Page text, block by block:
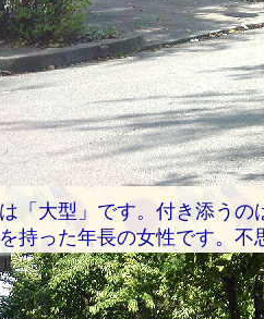
「大型」です。付き添う
持った年長の女性です。不